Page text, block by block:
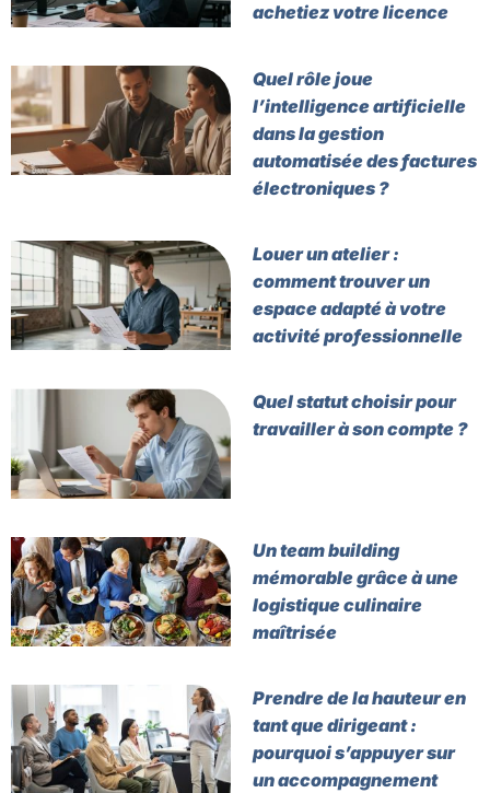
achetiez votre licence
Quel rôle joue
l’intelligence artificielle
dans la gestion
automatisée des factures
électroniques ?
Louer un atelier :
comment trouver un
espace adapté à votre
activité professionnelle
Quel statut choisir pour
travailler à son compte ?
Un team building
mémorable grâce à une
logistique culinaire
maîtrisée
Prendre de la hauteur en
tant que dirigeant :
pourquoi s’appuyer sur
un accompagnement